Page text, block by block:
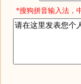
*搜狗拼音输入法，